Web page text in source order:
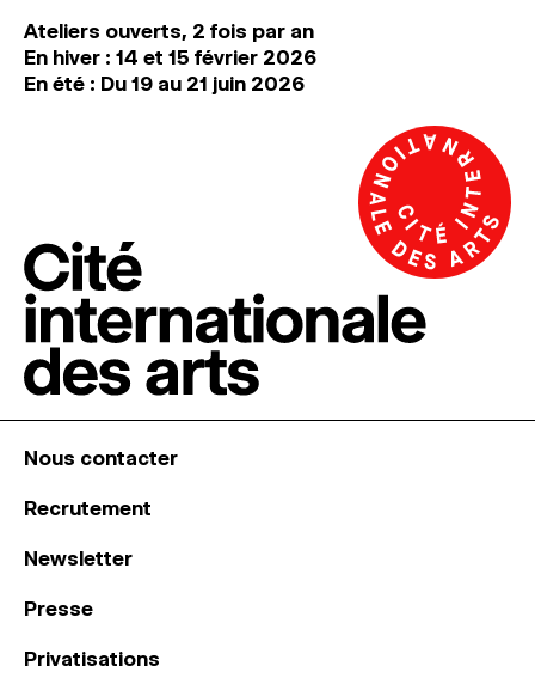
Ateliers ouverts, 2 fois par an
En hiver : 14 et 15 février 2026
En été : Du 19 au 21 juin 2026
Nous contacter
Recrutement
Newsletter
Presse
Privatisations